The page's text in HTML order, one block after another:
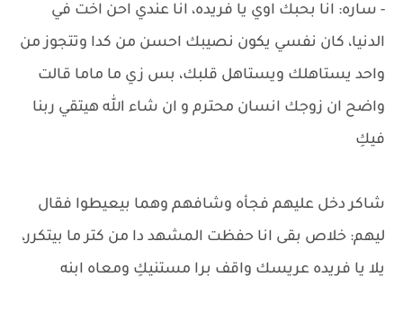
- ساره: انا بحبك اوي يا فريده، انا عندي احن اخت في
الدنيا، كان نفسي يكون نصيبك احسن من كدا وتتجوز من
واحد يستاهلك ويستاهل قلبك، بس زي ما ماما قالت
واضح ان زوجك انسان محترم و ان شاء الله هيتقي ربنا
فيكِ
شاكر دخل عليهم فجأه وشافهم وهما بيعيطوا فقال
ليهم: خلاص بقى انا حفظت المشهد دا من كتر ما بيتكرر،
يلا يا فريده عريسك واقف برا مستنيكِ ومعاه ابنه